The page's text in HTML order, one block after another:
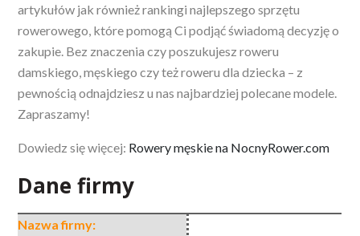
artykułów jak również rankingi najlepszego sprzętu
rowerowego, które pomogą Ci podjąć świadomą decyzję o
zakupie. Bez znaczenia czy poszukujesz roweru
damskiego, męskiego czy też roweru dla dziecka – z
pewnością odnajdziesz u nas najbardziej polecane modele.
Zapraszamy!
Dowiedz się więcej: Rowery męskie na NocnyRower.com
Dane firmy
Nazwa firmy: